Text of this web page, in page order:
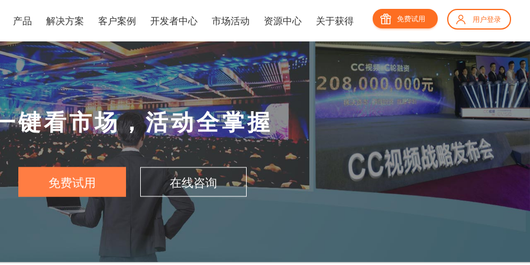
产品 解决方案 客户案例 开发者中心 市场活动 资源中心 关于获得 用户登录
免费试用
键看市场，活动全掌握
免费试用 在线咨询